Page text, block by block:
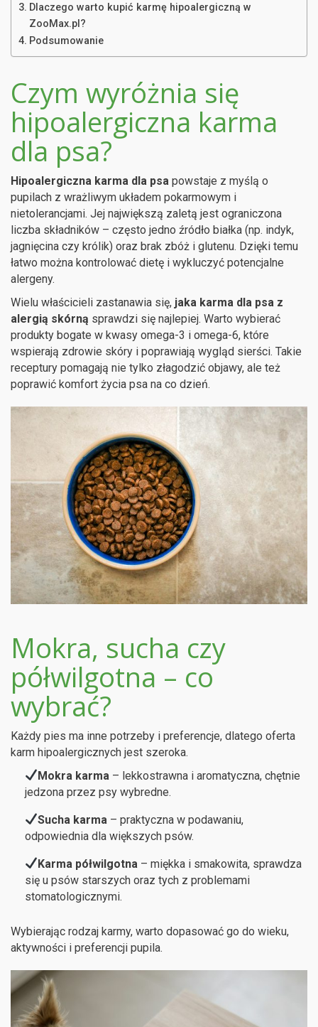
Dlaczego warto kupić karmę hipoalergiczną w
ZooMax.pl?
Podsumowanie
Czym wyróżnia się
hipoalergiczna karma
dla psa?
Hipoalergiczna karma dla psa powstaje z myślą o
pupilach z wrażliwym układem pokarmowym i
nietolerancjami. Jej największą zaletą jest ograniczona
liczba składników – często jedno źródło białka (np. indyk,
jagnięcina czy królik) oraz brak zbóż i glutenu. Dzięki temu
łatwo można kontrolować dietę i wykluczyć potencjalne
alergeny.
Wielu właścicieli zastanawia się, jaka karma dla psa z
alergią skórną sprawdzi się najlepiej. Warto wybierać
produkty bogate w kwasy omega-3 i omega-6, które
wspierają zdrowie skóry i poprawiają wygląd sierści. Takie
receptury pomagają nie tylko złagodzić objawy, ale też
poprawić komfort życia psa na co dzień.
Mokra, sucha czy
półwilgotna – co
wybrać?
Każdy pies ma inne potrzeby i preferencje, dlatego oferta
karm hipoalergicznych jest szeroka.
Mokra karma – lekkostrawna i aromatyczna, chętnie
jedzona przez psy wybredne.
Sucha karma – praktyczna w podawaniu,
odpowiednia dla większych psów.
Karma półwilgotna – miękka i smakowita, sprawdza
się u psów starszych oraz tych z problemami
stomatologicznymi.
Wybierając rodzaj karmy, warto dopasować go do wieku,
aktywności i preferencji pupila.